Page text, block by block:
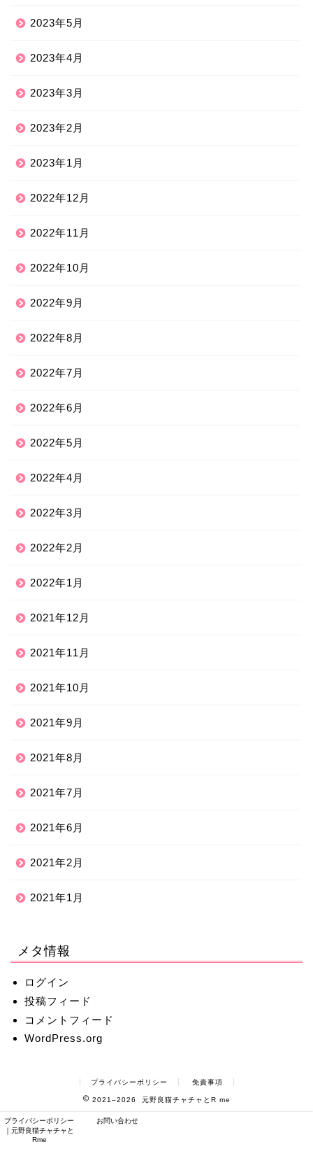
2023年5月
2023年4月
2023年3月
2023年2月
2023年1月
2022年12月
2022年11月
2022年10月
2022年9月
2022年8月
2022年7月
2022年6月
2022年5月
2022年4月
2022年3月
2022年2月
2022年1月
2021年12月
2021年11月
2021年10月
2021年9月
2021年8月
2021年7月
2021年6月
2021年2月
2021年1月
メタ情報
ログイン
投稿フィード
コメントフィード
WordPress.org
プライバシーポリシー 免責事項
2021–2026 元野良猫チャチャとR me
プライバシーポリシー
｜元野良猫チャチャと
Rme
お問い合わせ